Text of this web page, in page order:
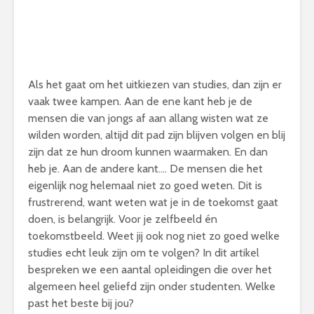
Als het gaat om het uitkiezen van studies, dan zijn er
vaak twee kampen. Aan de ene kant heb je de
mensen die van jongs af aan allang wisten wat ze
wilden worden, altijd dit pad zijn blijven volgen en blij
zijn dat ze hun droom kunnen waarmaken. En dan
heb je. Aan de andere kant…. De mensen die het
eigenlijk nog helemaal niet zo goed weten. Dit is
frustrerend, want weten wat je in de toekomst gaat
doen, is belangrijk. Voor je zelfbeeld én
toekomstbeeld. Weet jij ook nog niet zo goed welke
studies echt leuk zijn om te volgen? In dit artikel
bespreken we een aantal opleidingen die over het
algemeen heel geliefd zijn onder studenten. Welke
past het beste bij jou?